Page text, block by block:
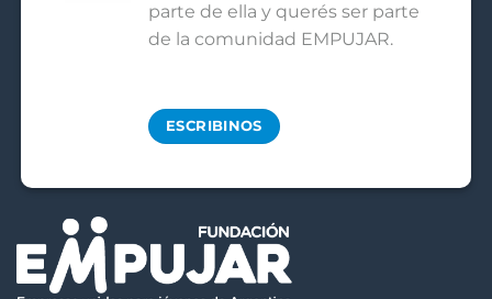
parte de ella y querés ser parte
de la comunidad EMPUJAR.
ESCRIBINOS